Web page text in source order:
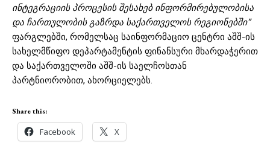
ინტეგრაციის პროცესის შესახებ ინფორმირებულობისა
და ჩართულობის გაზრდა საქართველოს რეგიონებში”
ფარგლებში, რომელსაც საინფორმაციო ცენტრი აშშ-ის
სახელმწიფო დეპარტამენტის ფინანსური მხარდაჭერით
და საქართველოში აშშ-ის საელჩოსთან
პარტნიორობით, ახორციელებს.
Share this:
Facebook X